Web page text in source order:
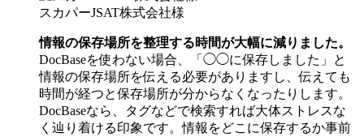
スカパーJSAT株式会社様
情報の保存場所を整理する時間が大幅に減りました。
DocBaseを使わない場合、「◯◯に保存しました」と
情報の保存場所を伝える必要がありますし、伝えても
時間が経つと保存場所が分からなくなったりします。
DocBaseなら、タグなどで検索すれば大体ストレスな
く辿り着ける印象です。情報をどこに保存するか事前